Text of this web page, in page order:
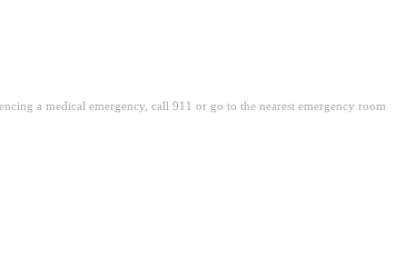
a medical emergency, call 911 or go to the nearest emergency room